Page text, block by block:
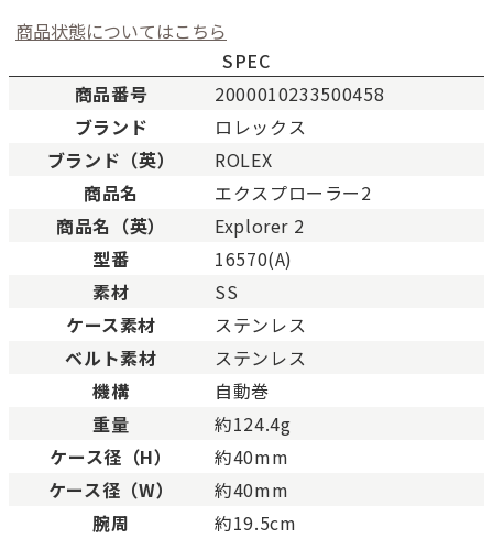
商品状態についてはこちら
新品
新品状態。
展示品などの未使用品。
SAランク 未使用同様品。数回使用した程度、もしくは新
態の商品。
僅かな傷、汚れはありますが比較的程度の良い
ABランク少々使用感はありますが、キズや汚れが少なめ
態の良い商品。
一般的な使用感があり、傷・汚れがあるが使用に
い商品。
とても使用感のある商品。傷や汚れなどがあり、
合があります。
Cランク 色濃く使用感があり、傷や汚れが多く目立つ場合
す。
SPEC
商品番号
2000010233500458
ブランド
ロレックス
ブランド（英）
ROLEX
商品名
エクスプローラー2
商品名（英）
Explorer 2
型番
16570(A)
素材
SS
ケース素材
ステンレス
ベルト素材
ステンレス
機構
自動巻
重量
約124.4g
ケース径（H）
約40mm
ケース径（W）
約40mm
腕周
約19.5cm